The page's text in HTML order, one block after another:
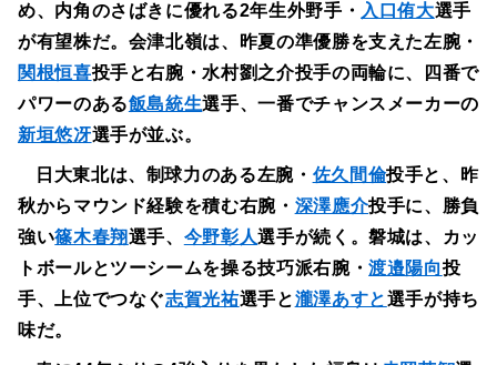
め、内角のさばきに優れる2年生外野手・ 入口侑大選手
が有望株だ。会津北嶺は、昨夏の準優勝を支えた左腕・
関根恒喜投手と右腕・水村劉之介投手の両輪に、四番で
パワーのある飯島統生選手、一番でチャンスメーカーの
新垣悠冴選手が並ぶ。
日大東北は、制球力のある左腕・ 佐久間倫投手と、昨
秋からマウンド経験を積む右腕・ 深澤應介投手に、勝負
強い篠木春翔選手、 今野彰人選手が続く。磐城は、カッ
トボールとツーシームを操る技巧派右腕・渡邉陽向投
手、上位でつなぐ志賀光祐選手と瀧澤あすと選手が持ち
味だ。